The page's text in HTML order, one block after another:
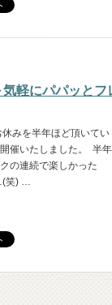
軽にパパッとフ
みを半年ほど頂いてい
催いたしました。 半年
の連続で楽しかった
笑) …